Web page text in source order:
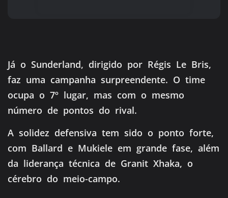
Já o Sunderland, dirigido por Régis Le Bris,
faz uma campanha surpreendente. O time
ocupa o 7º lugar, mas com o mesmo
número de pontos do rival.
A solidez defensiva tem sido o ponto forte,
com Ballard e Mukiele em grande fase, além
da liderança técnica de Granit Xhaka, o
cérebro do meio-campo.